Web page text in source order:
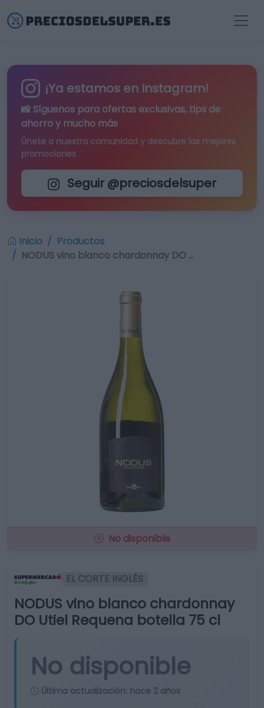
¡Ya estamos en Instagram!
📸 Síguenos para ofertas exclusivas, tips de
ahorro y mucho más
Únete a nuestra comunidad y descubre las mejores
promociones
Seguir @preciosdelsuper
Inicio
Productos
NODUS vino blanco chardonnay DO …
No disponible
EL CORTE INGLÉS
NODUS vino blanco chardonnay
DO Utiel Requena botella 75 cl
No disponible
Última actualización: hace 2 años